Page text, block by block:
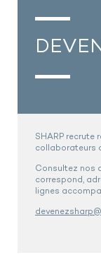
SHARP recrute
collaborateurs
Consultez nos
correspond,
lignes